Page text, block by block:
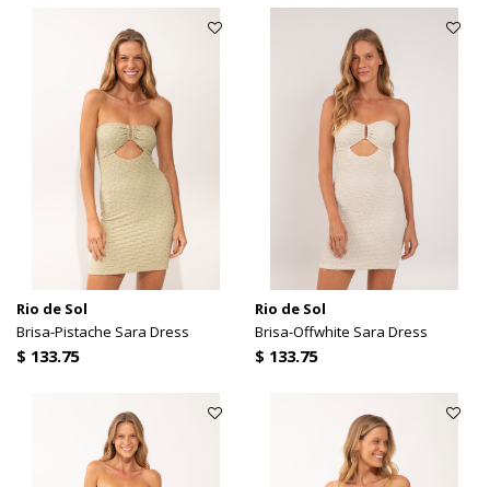
Rio de Sol
Brisa-Pistache Sara Dress
$ 133.75
Rio de Sol
Brisa-Offwhite Sara Dress
$ 133.75